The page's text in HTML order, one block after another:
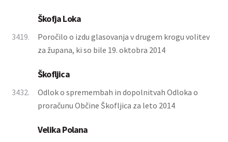
Škofja Loka
3419.
Poročilo o izdu glasovanja v drugem krogu volitev
za župana, ki so bile 19. oktobra 2014
Škofljica
3432.
Odlok o spremembah in dopolnitvah Odloka o
proračunu Občine Škofljica za leto 2014
Velika Polana